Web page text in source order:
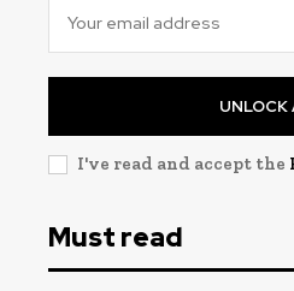
UNLOCK
I've read and accept the
Must read